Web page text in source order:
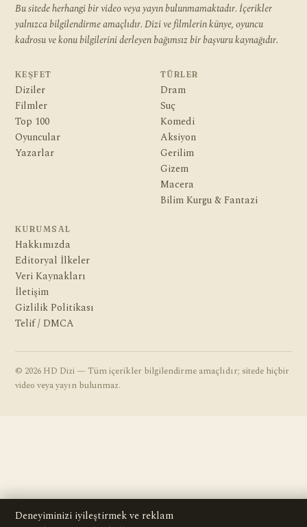
Bu sitede herhangi bir video veya yayın bulunmamaktadır. İçerikler
yalnızca bilgilendirme amaçlıdır. Dizi ve filmlerin künye, oyuncu
kadrosu ve konu bilgilerini derleyen bağımsız bir başvuru kaynağıdır.
KEŞFET
Diziler
Filmler
Top 100
Oyuncular
Yazarlar
TÜRLER
Dram
Suç
Komedi
Aksiyon
Gerilim
Gizem
Macera
Bilim Kurgu & Fantazi
KURUMSAL
Hakkımızda
Editoryal İlkeler
Veri Kaynakları
İletişim
Gizlilik Politikası
Telif / DMCA
© 2026 HD Dizi — Tüm içerikler bilgilendirme amaçlıdır; sitede hiçbir
video veya yayın bulunmaz.
Deneyiminizi iyileştirmek ve reklam